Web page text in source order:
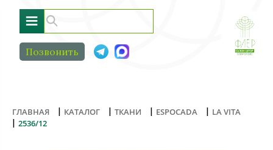
≡
Позвонить
ГЛАВНАЯ | КАТАЛОГ | ТКАНИ | ESPOCADA | LA VITA
| 2536/12